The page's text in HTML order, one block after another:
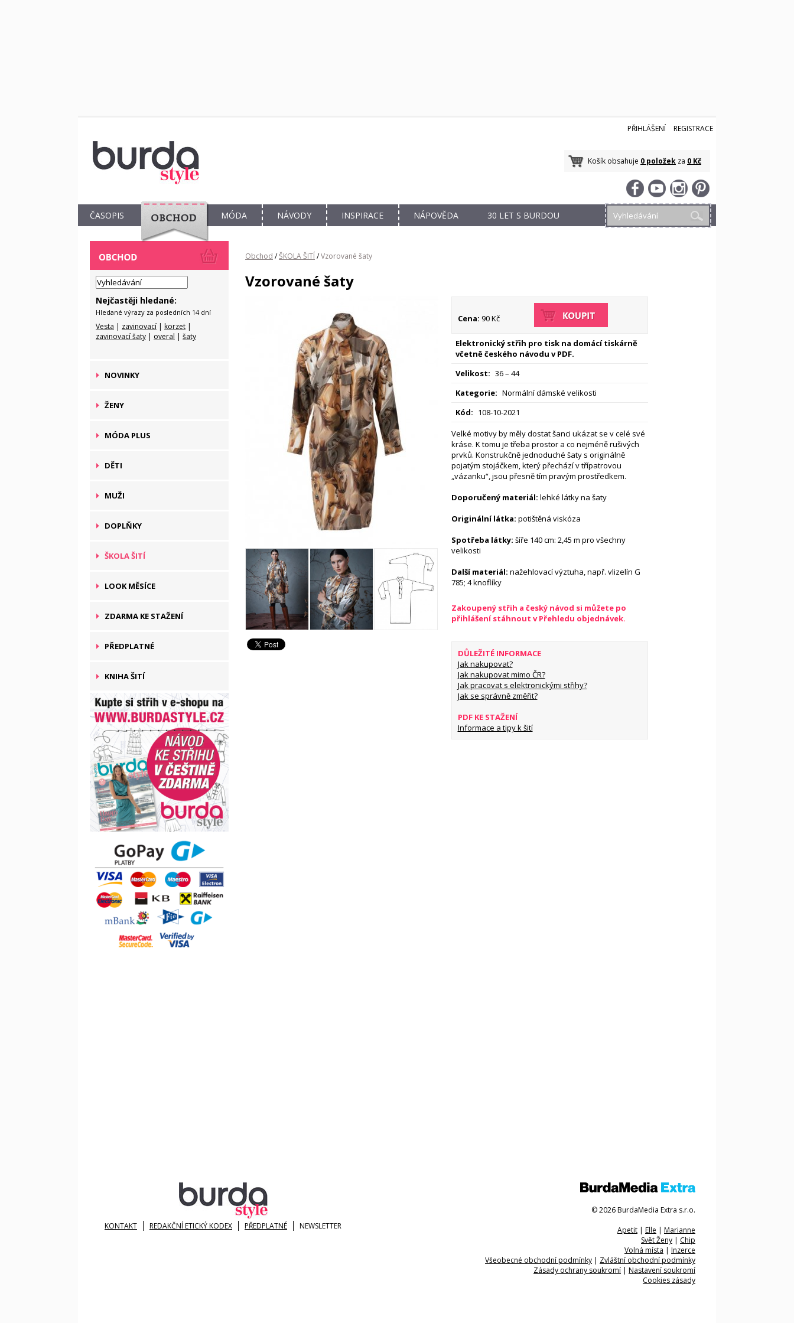
PŘIHLÁŠENÍ REGISTRACE
Košík obsahuje 0 položek za 0 Kč
ČASOPIS
OBCHOD
MÓDA NÁVODY INSPIRACE NÁPOVĚDA 30 LET S BURDOU
Nejčastěji hledané:
Hledané výrazy za posledních 14 dní
Vesta | zavinovací | korzet |
zavinovací šaty | overal | šaty
NOVINKY
ŽENY
MÓDA PLUS
DĚTI
MUŽI
DOPLŇKY
ŠKOLA ŠITÍ
LOOK MĚSÍCE
ZDARMA KE STAŽENÍ
PŘEDPLATNÉ
KNIHA ŠITÍ
Obchod /ŠKOLA ŠITÍ /Vzorované šaty
Vzorované šaty
Cena: 90 Kč
Elektronický střih pro tisk na domácí tiskárně
včetně českého návodu v PDF.
Velikost: 36 – 44
Kategorie: Normální dámské velikosti
Kód: 108-10-2021
Velké motivy by měly dostat šanci ukázat se v celé své
kráse. K tomu je třeba prostor a co nejméně rušivých
prvků. Konstrukčně jednoduché šaty s originálně
pojatým stojáčkem, který přechází v třípatrovou
„vázanku“, jsou přesně tím pravým prostředkem.
Doporučený materiál: lehké látky na šaty
Originální látka: potištěná viskóza
Spotřeba látky: šíře 140 cm: 2,45 m pro všechny
velikosti
Další materiál: nažehlovací výztuha, např. vlizelín G
785; 4 knoflíky
Zakoupený střih a český návod si můžete po
přihlášení stáhnout v Přehledu objednávek.
DŮLEŽITÉ INFORMACE
Jak nakupovat?
Jak nakupovat mimo ČR?
Jak pracovat s elektronickými střihy?
Jak se správně změřit?
PDF KE STAŽENÍ
Informace a tipy k šití
KONTAKT REDAKČNÍ ETICKÝ KODEX PŘEDPLATNÉ NEWSLETTER
© 2026 BurdaMedia Extra s.r.o.
Apetit | Elle | Marianne
Svět Ženy | Chip
Volná místa | Inzerce
Všeobecné obchodní podmínky | Zvláštní obchodní podmínky
Zásady ochrany soukromí | Nastavení soukromí
Cookies zásady